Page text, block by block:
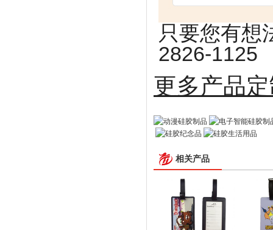
只要您有想
2826-1125
更多
相关产品